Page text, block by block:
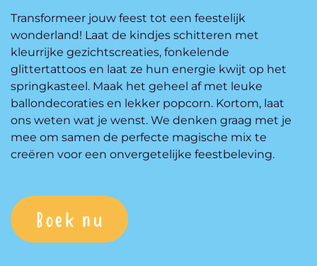
Transformeer jouw feest tot een feestelijk
wonderland! Laat de kindjes schitteren met
kleurrijke gezichtscreaties, fonkelende
glittertattoos en laat ze hun energie kwijt op het
springkasteel. Maak het geheel af met leuke
ballondecoraties en lekker popcorn. Kortom, laat
ons weten wat je wenst. We denken graag met je
mee om samen de perfecte magische mix te
creëren voor een onvergetelijke feestbeleving.
Boek nu